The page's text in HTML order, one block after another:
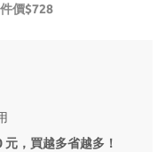
價$728
，買越多省越多！